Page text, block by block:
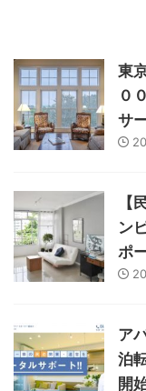
東
０
サ
【
ン
ポ
ア
泊
開